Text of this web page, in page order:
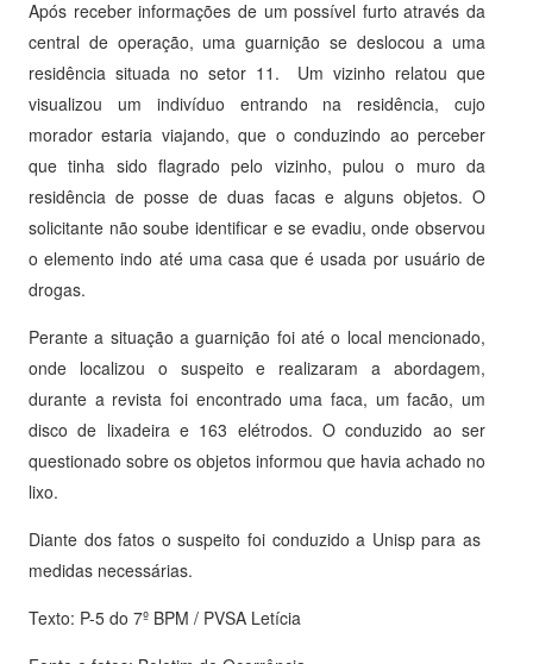
Após receber informações de um possível furto através da
central de operação, uma guarnição se deslocou a uma
residência situada no setor 11. Um vizinho relatou que
visualizou um indivíduo entrando na residência, cujo
morador estaria viajando, que o conduzindo ao perceber
que tinha sido flagrado pelo vizinho, pulou o muro da
residência de posse de duas facas e alguns objetos. O
solicitante não soube identificar e se evadiu, onde observou
o elemento indo até uma casa que é usada por usuário de
drogas.
Perante a situação a guarnição foi até o local mencionado,
onde localizou o suspeito e realizaram a abordagem,
durante a revista foi encontrado uma faca, um facão, um
disco de lixadeira e 163 elétrodos. O conduzido ao ser
questionado sobre os objetos informou que havia achado no
lixo.
Diante dos fatos o suspeito foi conduzido a Unisp para as
medidas necessárias.
Texto: P-5 do 7º BPM / PVSA Letícia